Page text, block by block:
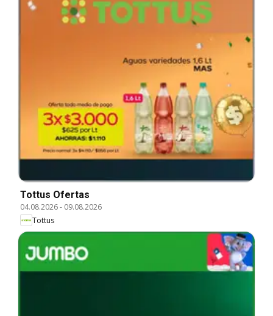
Tottus Ofertas
04.08.2026- 09.08.2026
Tottus